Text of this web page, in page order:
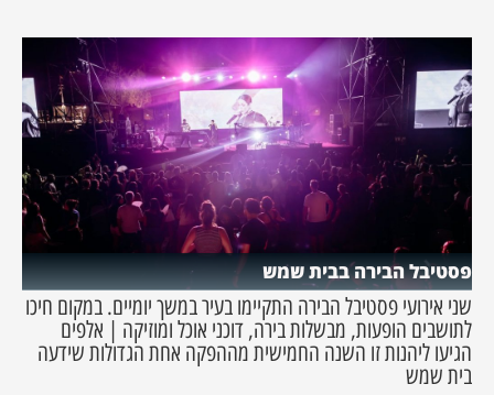
פסטיבל הבירה בבית שמש
שני אירועי פסטיבל הבירה התקיימו בעיר במשך יומיים. במקום חיכו
לתושבים הופעות, מבשלות בירה, דוכני אוכל ומוזיקה | אלפים
הגיעו ליהנות זו השנה החמישית מההפקה אחת הגדולות שידעה
בית שמש